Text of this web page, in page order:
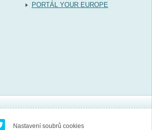
PORTÁL YOUR EUROPE
Nastavení soubrů cookies